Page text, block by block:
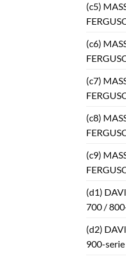
(c5)
(c6)
(c7)
(c8)
(c9)
(d1)
700 /
(d2)
900-serie